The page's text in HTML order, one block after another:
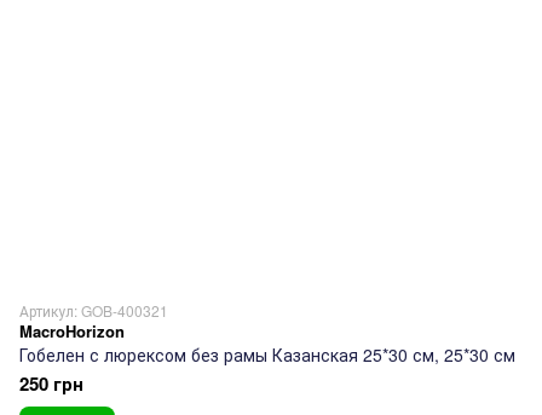
Артикул: GOB-400321
MacroHorizon
Гобелен с люрексом без рамы Казанская 25*30 см, 25*30 см
250 грн